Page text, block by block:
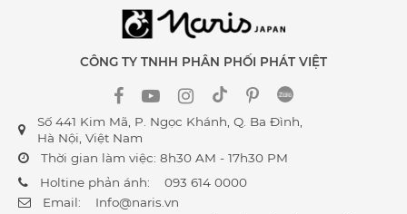
CÔNG TY TNHH PHÂN PHỐI PHÁT VIỆT
Số 441 Kim Mã, P. Ngọc Khánh, Q. Ba Đình,
Hà Nội, Việt Nam
Thời gian làm việc: 8h30 AM - 17h30 PM
Holtine phản ánh:
093 614 0000
Email:
Info@naris.vn